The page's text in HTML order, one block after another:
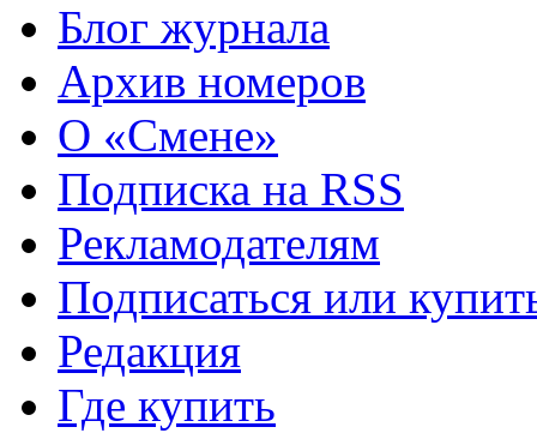
Блог журнала
Архив номеров
О «Смене»
Подписка на RSS
Рекламодателям
Подписаться или
Редакция
Где купить